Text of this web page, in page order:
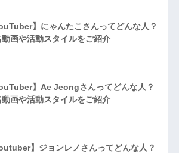
】にゃんたこさんってどんな⼈？
動画や活動スタイルをご紹介
】Ae Jeongさんってどんな⼈？
動画や活動スタイルをご紹介
】ジョンレノさんってどんな人？